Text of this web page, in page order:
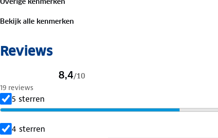
✓ 50+ UV-protectie
✓ Gewicht: 1,55 kg
✓ Kantelfuncties
Bekijk alle kenmerken
Reviews
8,4/10
19 reviews
5 sterren
4 sterren